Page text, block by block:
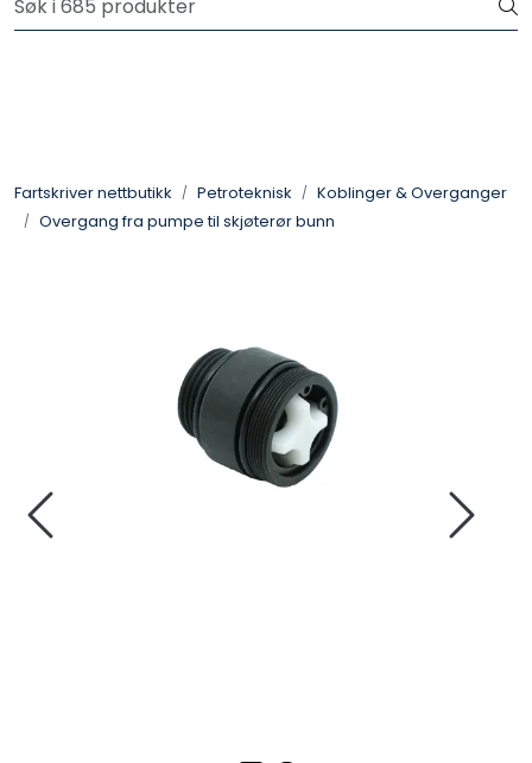
Skip to main content
Fartskriver nettbutikk Petroteknisk
Koblinger & Overganger
Overgang fra pumpe til skjøterør bunn
Petroteknisk